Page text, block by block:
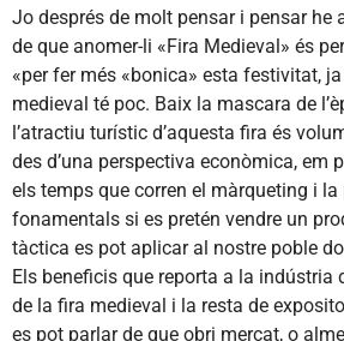
Jo després de molt pensar i pensar he
de que anomer-li «Fira Medieval» és
«per fer més «bonica» esta festivitat,
medieval té poc. Baix la mascara de
l’atractiu turístic d’aquesta fira és
des d’una perspectiva econòmica, em
els temps que corren el màrqueting i
fonamentals si es pretén vendre un
tàctica es pot aplicar al nostre poble
Els beneficis que reporta a la indústria
de la fira medieval i la resta de
es pot parlar de que obri mercat, o